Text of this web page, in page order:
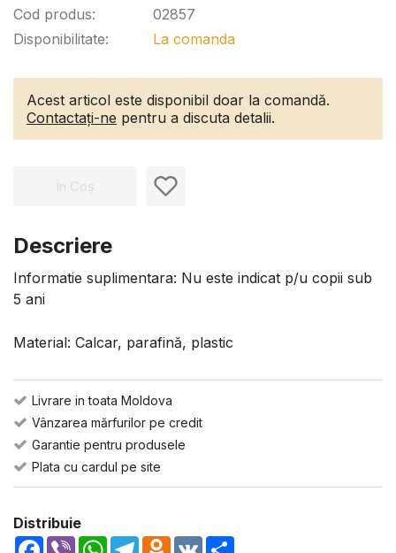
Cod produs:
Disponibilitate:
02857
La comanda
Acest articol este disponibil doar la comandă.
Contactați-ne pentru a discuta detalii.
În Coș
Descriere
Informatie suplimentara: Nu este indicat p/u copii sub
5 ani
Material: Calcar, parafină, plastic
Livrare in toata Moldova
Vânzarea mărfurilor pe credit
Garantie pentru produsele
Plata cu cardul pe site
Distribuie
Facebook
Viber WhatsApp
TelegramOdnoklassniki
VK